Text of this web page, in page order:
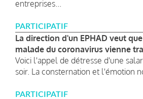
entreprises...
PARTICIPATIF
La direction d'un EPHAD veut
malade du coronavirus vienne
Voici l'appel de détresse d'une
soir. La consternation et l'émotion
PARTICIPATIF